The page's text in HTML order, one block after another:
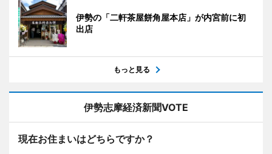
伊勢の「二軒茶屋餅角屋本店」が内宮前に初
出店
もっと見る
伊勢志摩経済新聞VOTE
現在お住まいはどちらですか？